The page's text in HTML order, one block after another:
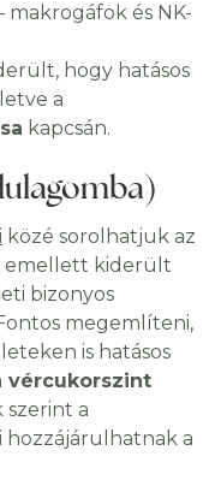
makrogáfok és NK-
hogy hatásos
a
kapcsán.
közé sorolhatjuk az
emellett kiderült
bizonyos
megemlíteni,
is hatásos
vércukorszint
szerint a
hozzájárulhatnak a